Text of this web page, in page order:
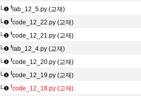
└❶ l lab_12_5.py (교재)
└❶ lcode_12_22.py (교재)
└❶ lcode_12_21.py (교재)
└❶ l lab_12_4.py (교재)
└❶ lcode_12_20.py (교재)
└❶ lcode_12_19.py (교재)
└❶ lcode_12_18.py (교재)